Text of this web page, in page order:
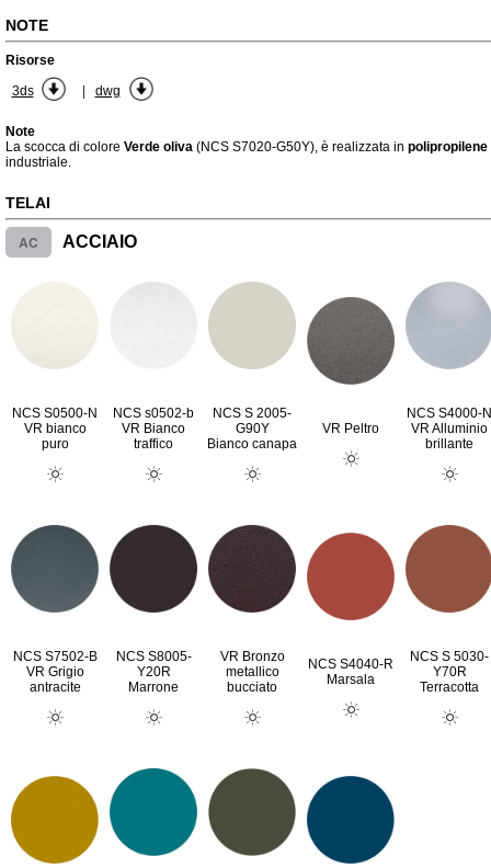
NOTE
Risorse
3ds
| dwg
Note
La scocca di colore Verde oliva (NCS S7020-G50Y), è realizzata in
industriale.
TELAI
AC ACCIAIO
NCS S0500-N
VR bianco
puro
NCS s0502-b
VR Bianco
traffico
NCS S 2005-
G90Y
Bianco canapa
VR Peltro
NCS S4000-N
VR Alluminio
brillante
NCS S7502-B
VR Grigio
antracite
NCS S8005-
Y20R
Marrone
VR Bronzo
metallico
bucciato
NCS S4040-R
Marsala
NCS S 5030-
Y70R
Terracotta